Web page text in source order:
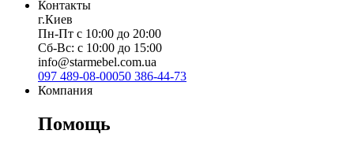
Контакты
г.Киев
Пн-Пт с 10:00 до 20:00
Сб-Вс: с 10:00 до 15:00
info@starmebel.com.ua
097 489-08-00050 386-44-73
Компания
Помощь